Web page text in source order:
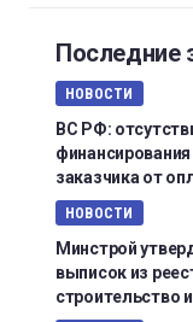
Последние
НОВОСТИ
ВС РФ:
заказчика от
НОВОСТИ
Минстрой
выписок из
строительство